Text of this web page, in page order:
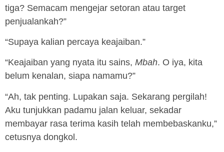
tiga? Semacam mengejar setoran atau target
penjualankah?”
“Supaya kalian percaya keajaiban.”
“Keajaiban yang nyata itu sains, Mbah. O iya, kita
belum kenalan, siapa namamu?”
“Ah, tak penting. Lupakan saja. Sekarang pergilah!
Aku tunjukkan padamu jalan keluar, sekadar
membayar rasa terima kasih telah membebaskanku,”
cetusnya dongkol.